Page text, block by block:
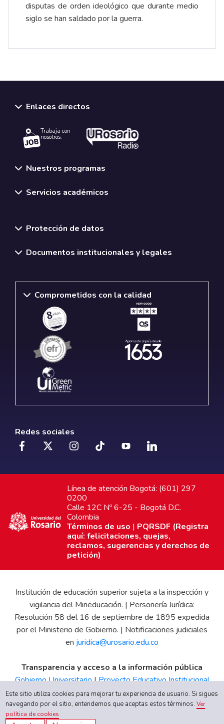
disputas de orden ideológico que durante medio
siglo se han saldado por la guerra.
Enlaces directos
Trabaja con
nosotros.
Nuestros programas
Servicios académicos
Protección de datos
Documentos institucionales y legales
Comprometidos con la calidad
Redes sociales
Línea de atención Bogotá: (601) 297
0200
Calle 12C Nº 6-25 - Bogotá D.C.
Colombia
Términos de uso | PQRSDF (Registra
aquí: felicitaciones, quejas,
reclamos, sugerencias y derechos de
petición)
Institución de educación superior sujeta a la inspección y
vigilancia del Mineducación. | Personería Jurídica:
Resolución 58 del 16 de septiembre de 1895 expedida
por el Ministerio de Gobierno. | Notificaciones judiciales
en juridica@urosario.edu.co
Transparencia y acceso a la información pública
Gobierno Universitario|Proyecto Educativo Institucional
|Informe de Gestión|Boletín Estadístico|Régimen
Tributario|Estados Financieros|Código de Ética|Canal
de Integridad UR
Este sitio utiliza cookies para mejorar tu experiencia de usuario. Si sigues
navegando por el sitio, entendemos que aceptas estos términos.Ver
política de cookies